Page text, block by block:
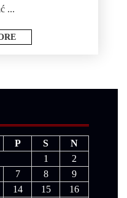
...
P S
N
1
2
7 8
9
14 15
16